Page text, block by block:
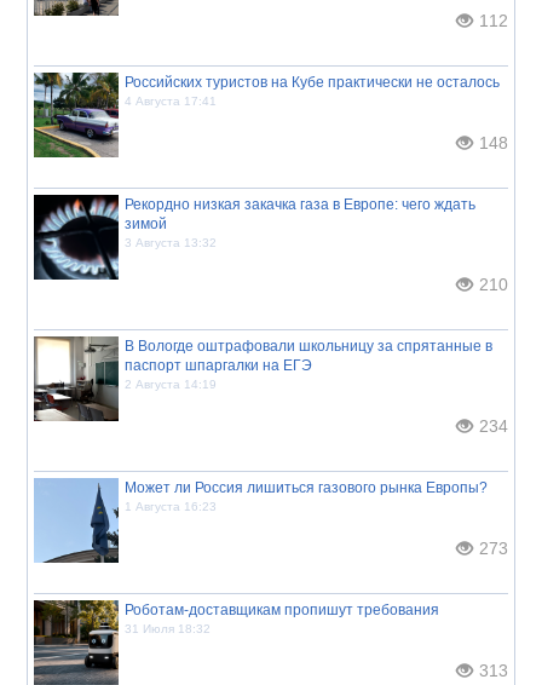
112
Российских туристов на Кубе практически не осталось
4 Августа 17:41
148
Рекордно низкая закачка газа в Европе: чего ждать
зимой
3 Августа 13:32
210
В Вологде оштрафовали школьницу за спрятанные в
паспорт шпаргалки на ЕГЭ
2 Августа 14:19
234
Может ли Россия лишиться газового рынка Европы?
1 Августа 16:23
273
Роботам-доставщикам пропишут требования
31 Июля 18:32
313